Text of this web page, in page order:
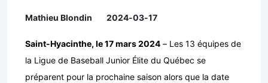
Mathieu Blondin 2024-03-17
Saint-Hyacinthe, le 17 mars 2024 – Les 13 équipes de
la Ligue de Baseball Junior Élite du Québec se
préparent pour la prochaine saison alors que la date